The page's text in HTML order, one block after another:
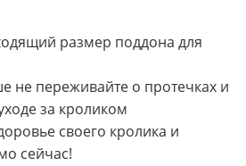
размер поддона для
не переживайте о протечках и
за кроликом
своего кролика и
сейчас!